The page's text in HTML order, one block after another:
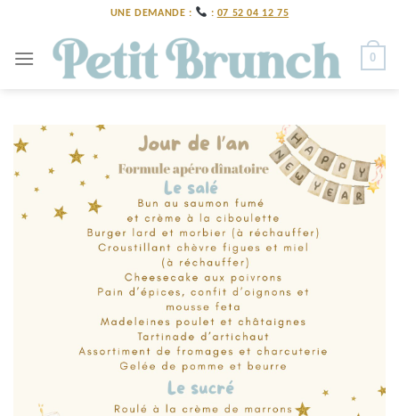
content
UNE DEMANDE : : 07 52 04 12 75
0